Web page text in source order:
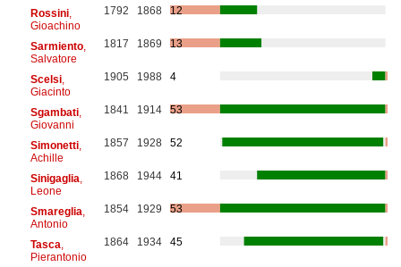
Rossini,
Gioachino
1792 1868 12
Sarmiento,
Salvatore
1817 1869 13
Scelsi,
Giacinto
1905 1988 4
Sgambati,
Giovanni
1841 1914 53
Simonetti,
Achille
1857 1928 52
Sinigaglia
Leone
1868 1944 41
Smareglia
Antonio
1854 1929 53
Tasca
Pierantonio
1864 1934 45